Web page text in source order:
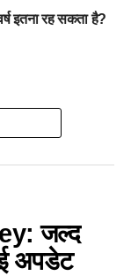
इतना रह सकता है?
जल्द
अपडेट